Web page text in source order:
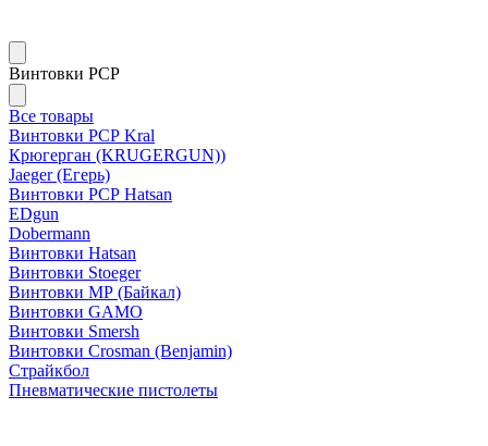
Винтовки PCP
Все товары
Винтовки РСР Kral
Крюгерган (KRUGERGUN))
Jaeger (Егерь)
Винтовки РСР Hatsan
EDgun
Dobermann
Винтовки Hatsan
Винтовки Stoeger
Винтовки МР (Байкал)
Винтовки GAMO
Винтовки Smersh
Винтовки Crosman (Benjamin)
Страйкбол
Пневматические пистолеты